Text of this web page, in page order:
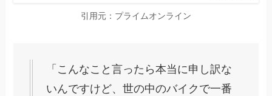
引用元：プライムオンライン
「こんなこと言ったら本当に申し訳な
いんですけど、世の中のバイクで一番